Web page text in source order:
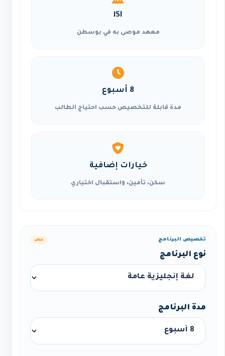
lSI
معهد موصى به في بوسطن
8 أسبوع
مدة قابلة للتخصيص حسب احتياج الطالب
خيارات إضافية
سكن، تأمين، واستقبال اختياري
تخصيص البرنامج عرض
نوع البرنامج
مدة البرنامج